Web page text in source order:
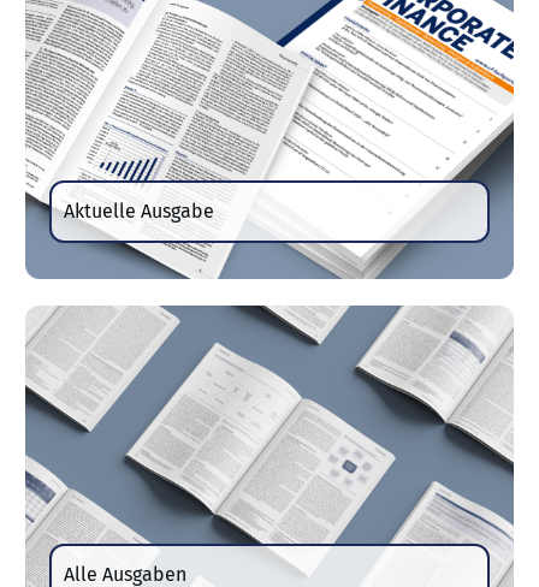
Aktuelle Ausgabe
Alle Ausgaben